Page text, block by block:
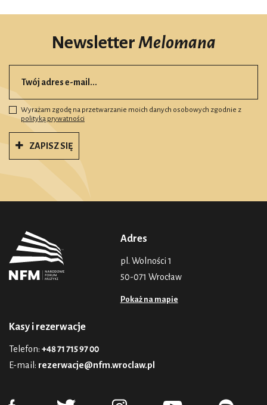
NewsletterMelomana
Wyrażam zgodę na przetwarzanie moich danych osobowych zgodnie z
polityką prywatności
ZAPISZ SIĘ
Adres
pl. Wolności 1
50-071 Wrocław
Pokaż na mapie
Kasy i rezerwacje
Telefon: +48 71 715 97 00
E-mail: rezerwacje@nfm.wroclaw.pl